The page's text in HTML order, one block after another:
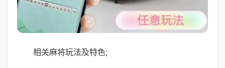
相关麻将玩法及特色;